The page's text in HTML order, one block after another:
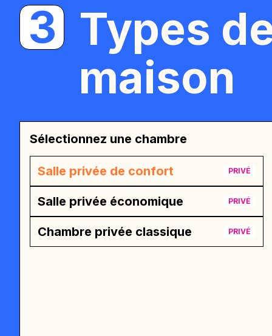
3 Types
maison
Sélectionnez une chambre
Salle privée de confort PRIVÉ
Salle privée économique PRIVÉ
Chambre privée classique PRIVÉ